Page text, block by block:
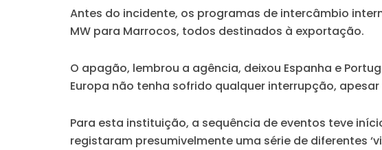
Antes do incidente, os programas de intercâmbio
MW para Marrocos, todos destinados à exportação.
O apagão, lembrou a agência, deixou Espanha e
Europa não tenha sofrido qualquer interrupção,
Para esta instituição, a sequência de eventos teve
registaram presumivelmente uma série de diferentes